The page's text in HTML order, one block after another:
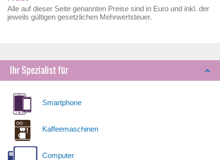
Alle auf dieser Seite genannten Preise sind in Euro und inkl. der
jeweils gültigen gesetzlichen Mehrwertsteuer.
Ihr Spezialist für
Smartphone
Kaffeemaschinen
Computer